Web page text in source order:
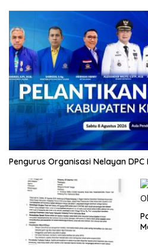
Pengurus Organisasi Nelayan